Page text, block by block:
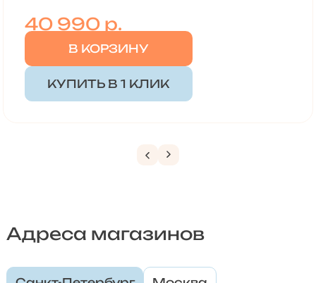
40 990р.
В КОРЗИНУ
КУПИТЬ В 1 КЛИК
Адреса магазинов